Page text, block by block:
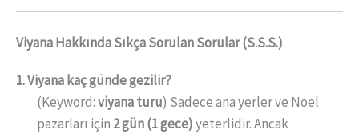
Viyana Hakkında Sıkça Sorulan Sorular (S.S.S.)
1. Viyana kaç günde gezilir?
(Keyword:viyana turu) Sadece ana yerler ve Noel
pazarları için 2 gün (1 gece)yeterlidir. Ancak